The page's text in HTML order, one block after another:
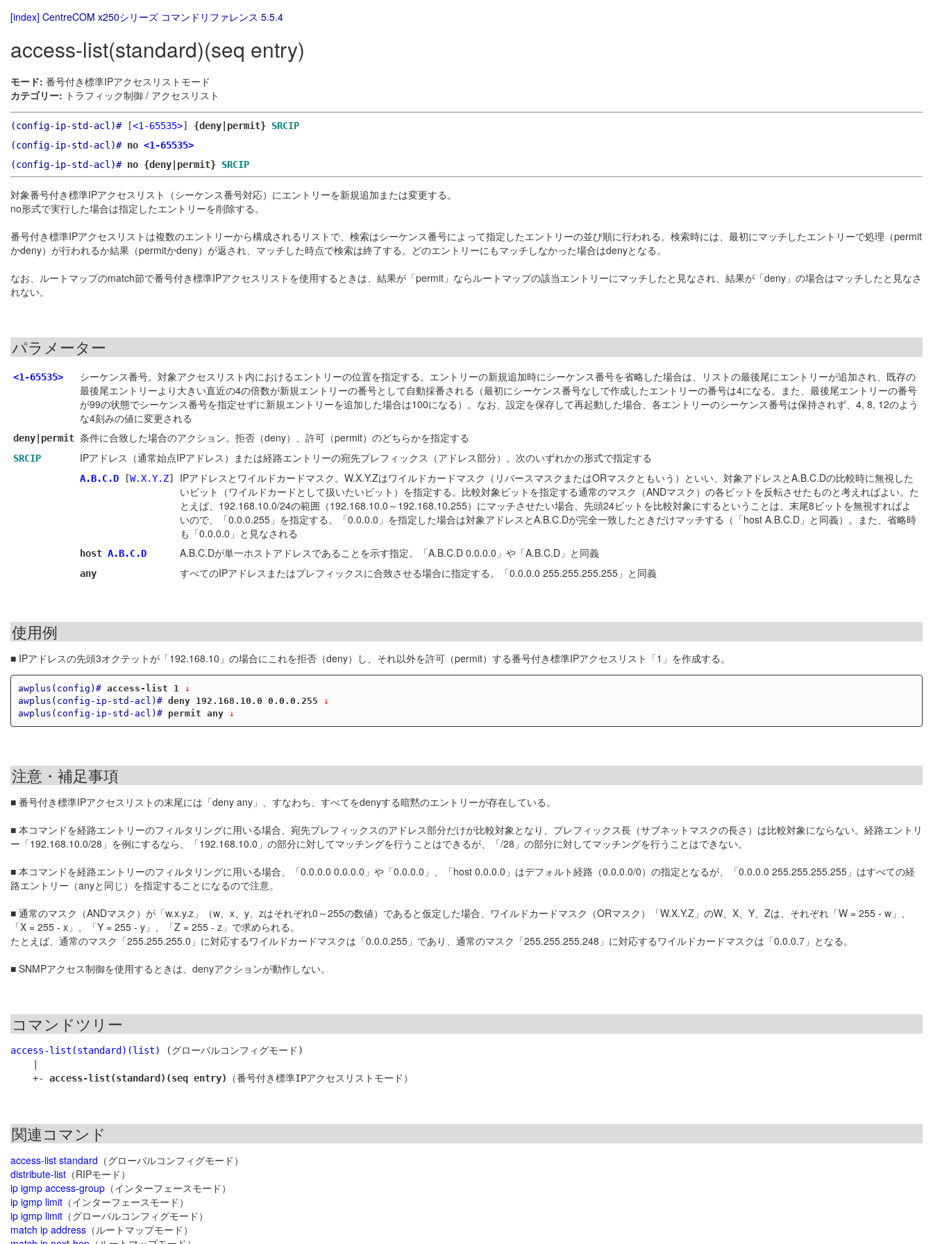
[index] CentreCOM x250シリーズ コマンドリファレンス 5.5.4
access-list(standard)(seq entry)
モード: 番号付き標準IPアクセスリストモード
カテゴリー: トラフィック制御 / アクセスリスト
(config-ip-std-acl)#[<1-65535>] {deny|permit} SRCIP
(config-ip-std-acl)# no <1-65535>
(config-ip-std-acl)# no {deny|permit} SRCIP
対象番号付き標準IPアクセスリスト（シーケンス番号対応）にエントリーを新規追加または変更する。
no形式で実行した場合は指定したエントリーを削除する。
番号付き標準IPアクセスリストは複数のエントリーから構成されるリストで、検索はシーケンス番号によって指定したエントリーの並び順に行われる。検索時には、最初にマッチしたエントリーで処理（permit
かdeny）が行われるか結果（permitかdeny）が返され、マッチした時点で検索は終了する。どのエントリーにもマッチしなかった場合はdenyとなる。
なお、ルートマップのmatch節で番号付き標準IPアクセスリストを使用するときは、結果が「permit」ならルートマップの該当エントリーにマッチしたと見なされ、結果が「deny」の場合はマッチしたと見なさ
れない。
パラメーター
<1-65535>
シーケンス番号。対象アクセスリスト内におけるエントリーの位置を指定する。エントリーの新規追加時にシーケンス番号を省略した場合は、リストの最後尾にエントリーが追加され、既存の
最後尾エントリーより大きい直近の4の倍数が新規エントリーの番号として自動採番される（最初にシーケンス番号なしで作成したエントリーの番号は4になる。また、最後尾エントリーの番号
が99の状態でシーケンス番号を指定せずに新規エントリーを追加した場合は100になる）。なお、設定を保存して再起動した場合、各エントリーのシーケンス番号は保持されず、4, 8, 12のよう
な4刻みの値に変更される
deny|permit 条件に合致した場合のアクション。拒否（deny）、許可（permit）のどちらかを指定する
SRCIP IPアドレス（通常始点IPアドレス）または経路エントリーの宛先プレフィックス（アドレス部分）。次のいずれかの形式で指定する
A.B.C.D [W.X.Y.Z]
IPアドレスとワイルドカードマスク。W.X.Y.Zはワイルドカードマスク（リバースマスクまたはORマスクともいう）といい、対象アドレスとA.B.C.Dの比較時に無視した
いビット（ワイルドカードとして扱いたいビット）を指定する。比較対象ビットを指定する通常のマスク（ANDマスク）の各ビットを反転させたものと考えればよい。た
とえば、192.168.10.0/24の範囲（192.168.10.0～192.168.10.255）にマッチさせたい場合、先頭24ビットを比較対象にするということは、末尾8ビットを無視すればよ
いので、「0.0.0.255」を指定する。「0.0.0.0」を指定した場合は対象アドレスとA.B.C.Dが完全一致したときだけマッチする（「host A.B.C.D」と同義）。また、省略時
も「0.0.0.0」と見なされる
host A.B.C.D A.B.C.Dが単一ホストアドレスであることを示す指定。「A.B.C.D 0.0.0.0」や「A.B.C.D」と同義
any すべてのIPアドレスまたはプレフィックスに合致させる場合に指定する。「0.0.0.0 255.255.255.255」と同義
使用例
■ IPアドレスの先頭3オクテットが「192.168.10」の場合にこれを拒否（deny）し、それ以外を許可（permit）する番号付き標準IPアクセスリスト「1」を作成する。
awplus(config)# access-list 1
↓
awplus(config-ip-std-acl)# deny 192.168.10.0 0.0.0.255 ↓
awplus(config-ip-std-acl)#
permit any ↓
注意・補足事項
■ 番号付き標準IPアクセスリストの末尾には「deny any」、すなわち、すべてをdenyする暗黙のエントリーが存在している。
■ 本コマンドを経路エントリーのフィルタリングに用いる場合、宛先プレフィックスのアドレス部分だけが比較対象となり、プレフィックス長（サブネットマスクの長さ）は比較対象にならない。経路エントリ
ー「192.168.10.0/28」を例にするなら、「192.168.10.0」の部分に対してマッチングを行うことはできるが、「/28」の部分に対してマッチングを行うことはできない。
■ 本コマンドを経路エントリーのフィルタリングに用いる場合、「0.0.0.0 0.0.0.0」や「0.0.0.0」、「host 0.0.0.0」はデフォルト経路（0.0.0.0/0）の指定となるが、「0.0.0.0 255.255.255.255」はすべての経
路エントリー（anyと同じ）を指定することになるので注意。
■ 通常のマスク（ANDマスク）が「w.x.y.z」（w、x、y、zはそれぞれ0～255の数値）であると仮定した場合、ワイルドカードマスク（ORマスク）「W.X.Y.Z」のW、X、Y、Zは、それぞれ「W = 255 - w」、
「X = 255 - x」、「Y = 255 - y」、「Z = 255 - z」で求められる。
たとえば、通常のマスク「255.255.255.0」に対応するワイルドカードマスクは「0.0.0.255」であり、通常のマスク「255.255.255.248」に対応するワイルドカードマスクは「0.0.0.7」となる。
■ SNMPアクセス制御を使用するときは、denyアクションが動作しない。
コマンドツリー
access-list(standard)(list)
(グローバルコンフィグモード)
    +-
access-list(standard)(seq entry)
関連コマンド
access-list standard （グローバルコンフィグモード）
distribute-list （RIPモード）
ip igmp access-group （インターフェースモード）
ip igmp limit （インターフェースモード）
ip igmp limit （グローバルコンフィグモード）
match ip address （ルートマップモード）